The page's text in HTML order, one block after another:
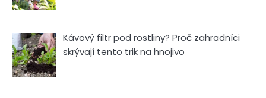
Kávový filtr pod rostliny? Proč zahradníci
skrývají tento trik na hnojivo